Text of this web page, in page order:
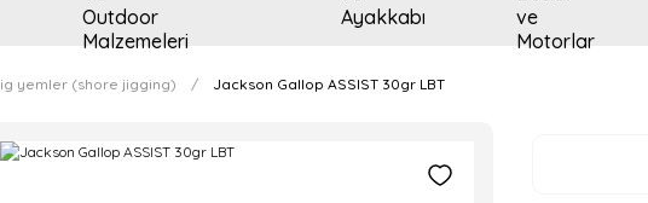
yemler (shore jigging) Jackson Gallop ASSIST 30gr LBT